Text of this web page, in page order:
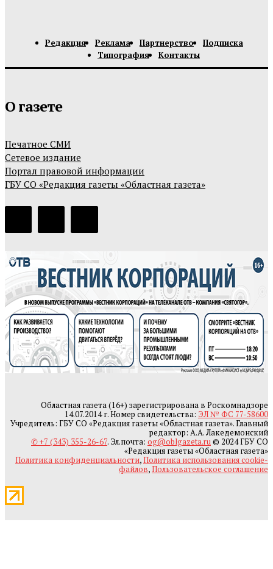
Редакция Реклама Партнерство
Подписка
Типография
Контакты
О газете
Печатное СМИ
Сетевое издание
Портал правовой информации
ГБУ СО «Редакция газеты «Областная газета»
Областная газета (16+) зарегистрирована в Роскомнадзоре
14.07.2014 г. Номер свидетельства: ЭЛ № ФС 77-58600
Учредитель: ГБУ СО «Редакция газеты «Областная газета». Главный
редактор: А.А. Лакедемонский
✆ +7 (343) 355-26-67. Эл.почта: og@oblgazeta.ru© 2024 ГБУ СО
«Редакция газеты «Областная газета»
Политика конфиденциальности,Политика использования cookie-
файлов,Пользовательское соглашение